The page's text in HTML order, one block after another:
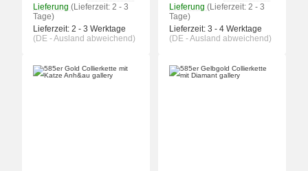
Lieferung (Lieferzeit: 2 - 3
Tage)
Lieferzeit: 2 - 3 Werktage
(DE - Ausland abweichend)
Lieferung (Lieferzeit: 2 - 3
Tage)
Lieferzeit: 3 - 4 Werktage
(DE - Ausland abweichend)